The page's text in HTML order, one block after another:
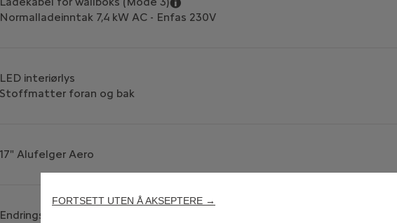
Normalladeinntak 7,4 kW AC - Enfas 230V
LED interiørlys
Stoffmatter foran og bak
17" Alufelger Aero
Endringsbare fargeklips
FORTSETT UTEN Å AKSEPTERE →